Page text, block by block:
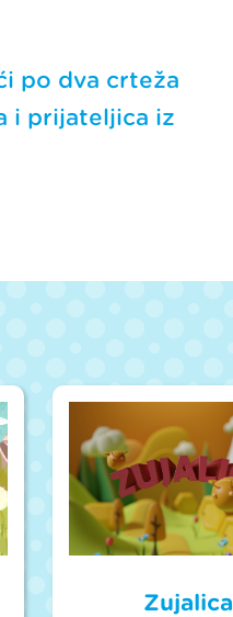
po dva crteža
i prijateljica iz
Zujalica